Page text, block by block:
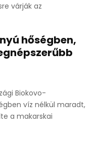
várják az
hőségben,
Biokovo-
víz nélkül maradt,
a makarskai